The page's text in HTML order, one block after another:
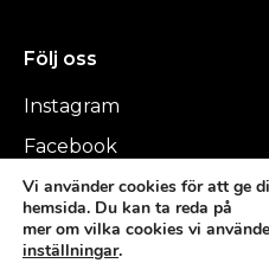
Följ oss
Instagram
Facebook
Vi använder cookies för att ge
hemsida. Du kan ta reda på
mer om vilka cookies vi
inställningar.